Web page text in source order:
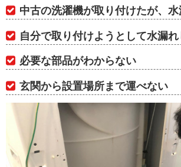
中古の洗濯機が取り付けたが、
自分で取り付けようとして水漏
必要な部品がわからない
玄関から設置場所まで運べない